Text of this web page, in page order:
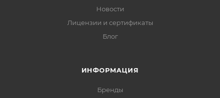
Новости
Лицензии и сертификаты
Блог
ИНФОРМАЦИЯ
Бренды